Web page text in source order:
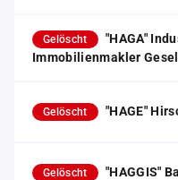
Gelöscht
"HAGA"
Immobilienmakler
Gelöscht "HAGE"
Gelöscht "HAGGIS"